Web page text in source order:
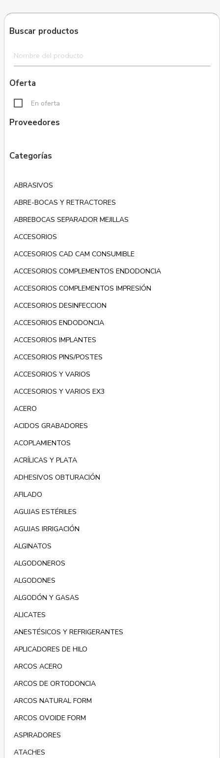
Buscar productos
Oferta
En oferta
Proveedores
Categorías
ABRASIVOS
ABRE-BOCAS Y RETRACTORES
ABREBOCAS SEPARADOR MEJILLAS
ACCESORIOS
ACCESORIOS CAD CAM CONSUMIBLE
ACCESORIOS COMPLEMENTOS ENDODONCIA
ACCESORIOS COMPLEMENTOS IMPRESIÓN
ACCESORIOS DESINFECCION
ACCESORIOS ENDODONCIA
ACCESORIOS IMPLANTES
ACCESORIOS PINS/POSTES
ACCESORIOS Y VARIOS
ACCESORIOS Y VARIOS EX3
ACERO
ACIDOS GRABADORES
ACOPLAMIENTOS
ACRÍLICAS Y PLATA
ADHESIVOS OBTURACIÓN
AFILADO
AGUJAS ESTÉRILES
AGUJAS IRRIGACIÓN
ALGINATOS
ALGODONEROS
ALGODONES
ALGODÓN Y GASAS
ALICATES
ANESTÉSICOS Y REFRIGERANTES
APLICADORES DE HILO
ARCOS ACERO
ARCOS DE ORTODONCIA
ARCOS NATURAL FORM
ARCOS OVOIDE FORM
ASPIRADORES
ATACHES